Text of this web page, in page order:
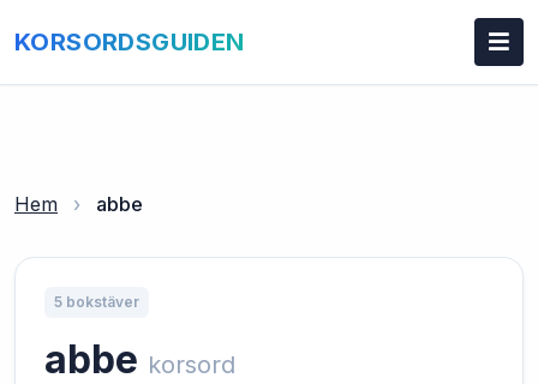
KORSORDSGUIDEN
Hem › abbe
5 bokstäver
abbe korsord